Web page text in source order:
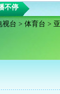
不停
视台 > 体育台 >